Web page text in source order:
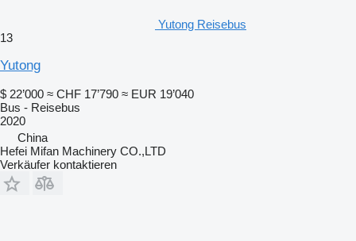
Yutong Reisebus
13
Yutong
$ 22’000 ≈ CHF 17’790 ≈ EUR 19’040
Bus - Reisebus
2020
China
Hefei Mifan Machinery CO.,LTD
Verkäufer kontaktieren